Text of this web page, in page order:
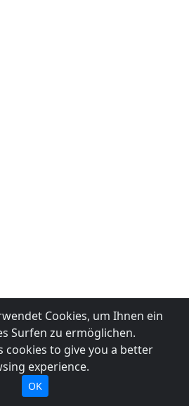
Cookies, um Ihnen ein
Surfen zu ermöglichen.
cookies to give you a better
experience.
OK